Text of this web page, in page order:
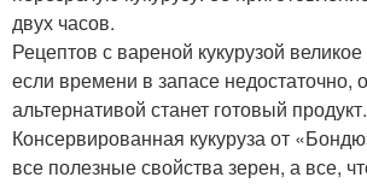
двух часов.
Рецептов с вареной кукурузой
если времени в запасе недостаточно,
альтернативой станет готовый продукт.
Консервированная кукуруза от
все полезные свойства зерен, а все,